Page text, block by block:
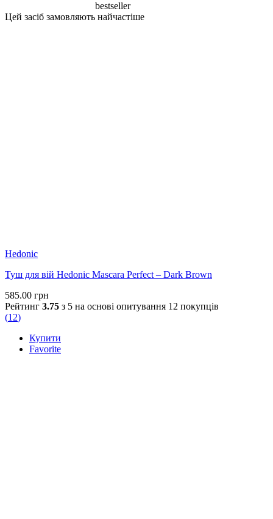
bestseller
Цей засіб замовляють найчастіше
Hedonic
Туш для вій Hedonic Mascara Perfect – Dark Brown
585.00 грн
Рейтинг 3.75 з 5 на основі опитування 12 покупців
(12)
Купити
Favorite